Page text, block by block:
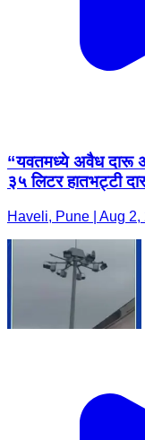
“यवतमध्ये अवैध दारू
३५ लिटर हातभट्टी
Haveli, Pune | Aug 2,